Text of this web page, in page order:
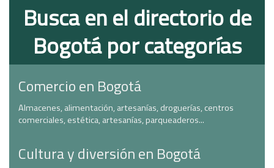
Busca en el directorio de
Bogotá por categorías
Comercio en Bogotá
Almacenes, alimentación, artesanías, droguerías, centros
comerciales, estética, artesanías, parqueaderos...
Cultura y diversión en Bogotá